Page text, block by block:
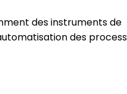
des instruments de
des